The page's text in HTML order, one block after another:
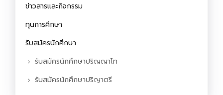
ข่าวสารและกิจกรรม
ทุนการศึกษา
รับสมัครนักศึกษา
รับสมัครนักศึกษาปริญญาโท
รับสมัครนักศึกษาปริญาตรี